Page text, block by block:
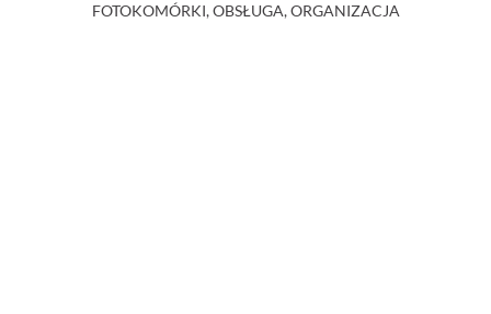
FOTOKOMÓRKI, OBSŁUGA, ORGANIZACJA